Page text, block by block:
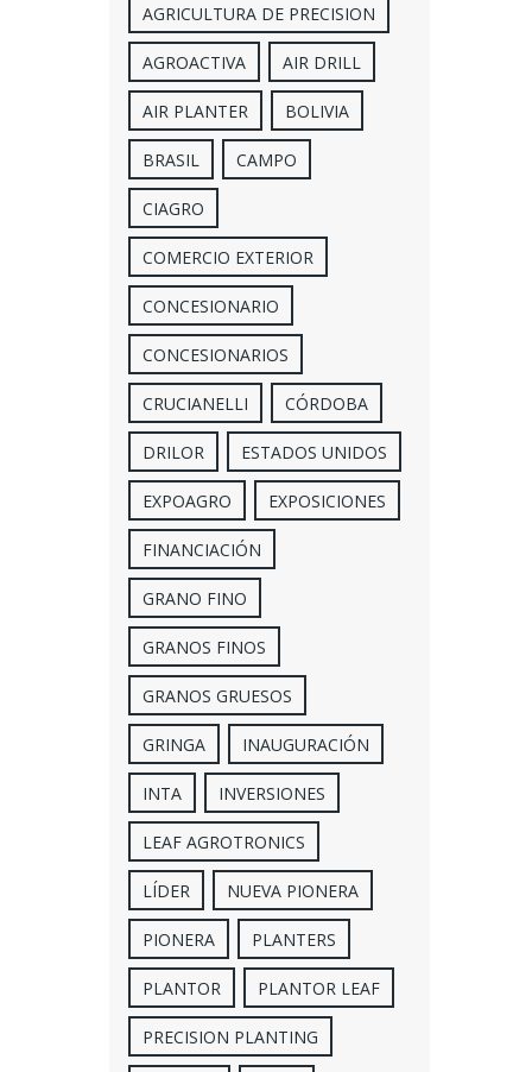
AGRICULTURA DE PRECISION
AGROACTIVA AIR DRILL
AIR PLANTER BOLIVIA
BRASIL CAMPO
CIAGRO
COMERCIO EXTERIOR
CONCESIONARIO
CONCESIONARIOS
CRUCIANELLI CÓRDOBA
DRILOR ESTADOS UNIDOS
EXPOAGRO EXPOSICIONES
FINANCIACIÓN
GRANO FINO
GRANOS FINOS
GRANOS GRUESOS
GRINGA INAUGURACIÓN
INTA INVERSIONES
LEAF AGROTRONICS
LÍDER NUEVA PIONERA
PIONERA PLANTERS
PLANTOR PLANTOR LEAF
PRECISION PLANTING